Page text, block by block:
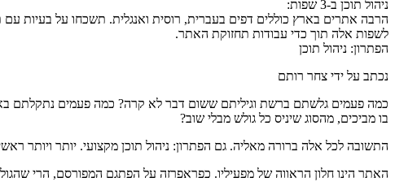
ניהול תוכן ב-3 שפות:
הרבה אתרים בארץ כוללים דפים בעברית, רוסית ואנגלית. תשכחו על בעיות
לשפות אלה תוך כדי עבודות תחזוקת האתר.
הפתרון: ניהול תוכן
נכתב על ידי צחר רותם
כמה פעמים גלשתם ברשת וגיליתם ששום דבר לא קרה? כמה פעמים נתקלתם
בו מביכים, מהסוג שיניס כל גולש מבלי שוב?
התשובה לכל אלה ברורה מאליה. גם הפתרון: ניהול תוכן מקצועי. יותר ויותר
האתר הינו חלון הראווה של מפעיליו. כפראפרזה על הפתגם המפורסם, הרי